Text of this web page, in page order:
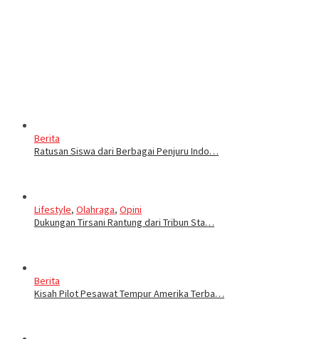
Berita
Ratusan Siswa dari Berbagai Penjuru Indo…
Lifestyle, Olahraga, Opini
Dukungan Tirsani Rantung dari Tribun Sta…
Berita
Kisah Pilot Pesawat Tempur Amerika Terba…